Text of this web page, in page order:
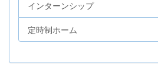
インターンシップ
定時制ホーム